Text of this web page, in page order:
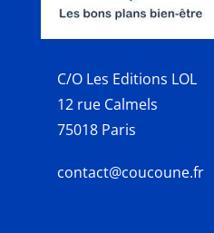
C/O Les Editions LOL
12 rue Calmels
75018 Paris
contact@coucoune.fr